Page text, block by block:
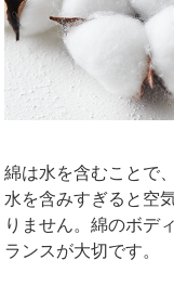
綿は水を含むことで
水を含みすぎると空
りません。綿のボデ
ランスが大切です。